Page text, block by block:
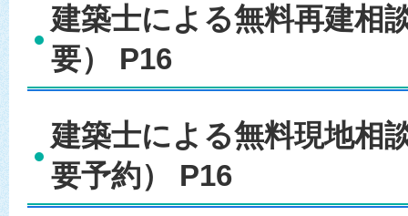
建築士による無料再建相
要） P16
建築士による無料現地相
要予約） P16